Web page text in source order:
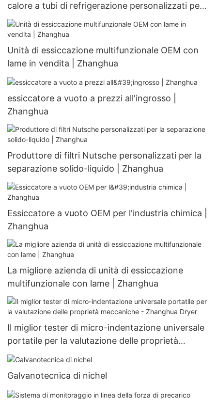
calore a tubi di refrigerazione personalizzati per
scambiatori di calore personalizzabili
Unità di essiccazione multifunzionale OEM con
lame in vendita | Zhanghua
essiccatore a vuoto a prezzi all'ingrosso |
Zhanghua
Produttore di filtri Nutsche personalizzati per la
separazione solido-liquido | Zhanghua
Essiccatore a vuoto OEM per l'industria chimica |
Zhanghua
La migliore azienda di unità di essiccazione
multifunzionale con lame | Zhanghua
Il miglior tester di micro-indentazione universale
portatile per la valutazione delle proprietà
meccaniche - Zhanghua Dryer
Galvanotecnica di nichel